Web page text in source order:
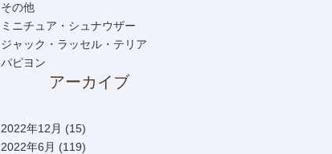
その他
ミニチュア・シュナウザー
ジャック・ラッセル・テリア
パピヨン
アーカイブ
2022年12月 (15)
2022年6月 (119)